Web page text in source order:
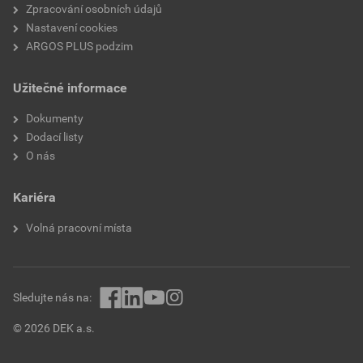
Zpracování osobních údajů
Nastavení cookies
ARGOS PLUS podzim
Užitečné informace
Dokumenty
Dodací listy
O nás
Kariéra
Volná pracovní místa
© 2026 DEK a.s.
Sledujte nás na: